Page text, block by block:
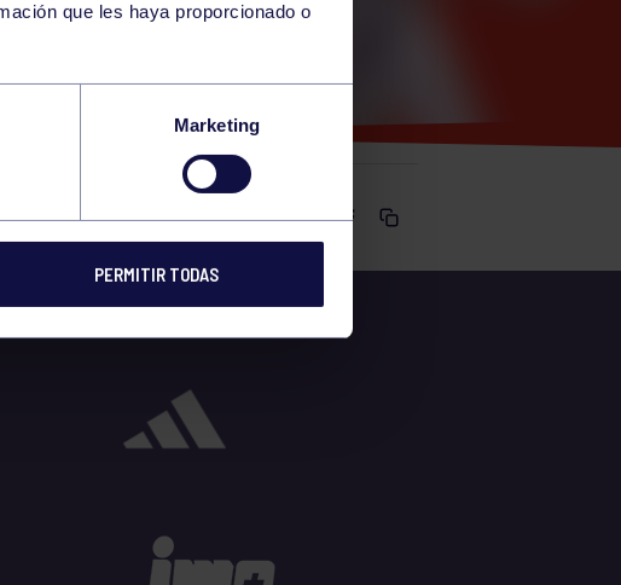
que les haya proporcionado o
Marketing
PERMITIR TODAS
Comparte